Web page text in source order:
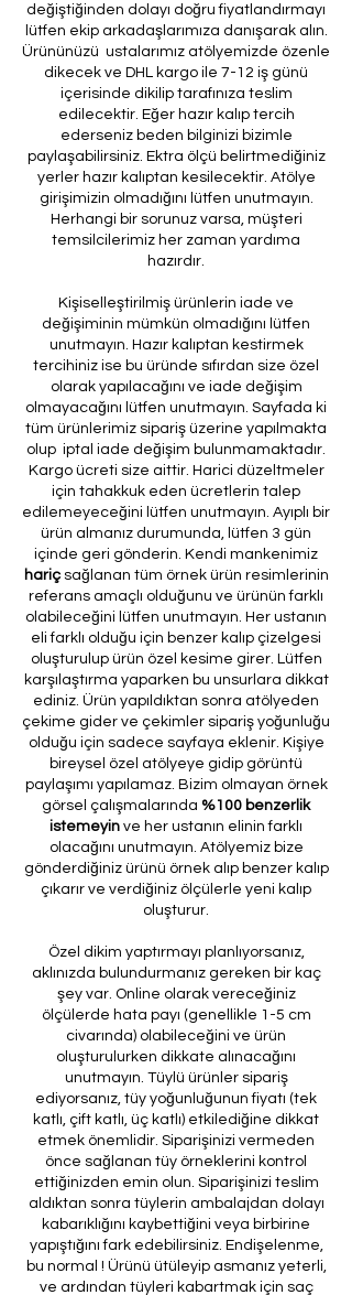
değiştiğinden dolayı doğru fiyatlandırmayı
lütfen ekip arkadaşlarımıza danışarak alın.
Ürününüzü ustalarımız atölyemizde özenle
dikecek ve DHL kargo ile 7-12 iş günü
içerisinde dikilip tarafınıza teslim
edilecektir. Eğer hazır kalıp tercih
ederseniz beden bilginizi bizimle
paylaşabilirsiniz. Ektra ölçü belirtmediğiniz
yerler hazır kalıptan kesilecektir. Atölye
girişimizin olmadığını lütfen unutmayın.
Herhangi bir sorunuz varsa, müşteri
temsilcilerimiz her zaman yardıma
hazırdır.
Kişiselleştirilmiş ürünlerin iade ve
değişiminin mümkün olmadığını lütfen
unutmayın. Hazır kalıptan kestirmek
tercihiniz ise bu üründe sıfırdan size özel
olarak yapılacağını ve iade değişim
olmayacağını lütfen unutmayın. Sayfada ki
tüm ürünlerimiz sipariş üzerine yapılmakta
olup iptal iade değişim bulunmamaktadır.
Kargo ücreti size aittir. Harici düzeltmeler
için tahakkuk eden ücretlerin talep
edilemeyeceğini lütfen unutmayın. Ayıplı bir
ürün almanız durumunda, lütfen 3 gün
içinde geri gönderin. Kendi mankenimiz
hariçsağlanan tüm örnek ürün resimlerinin
referans amaçlı olduğunu ve ürünün farklı
olabileceğini lütfen unutmayın. Her ustanın
eli farklı olduğu için benzer kalıp çizelgesi
oluşturulup ürün özel kesime girer. Lütfen
karşılaştırma yaparken bu unsurlara dikkat
ediniz. Ürün yapıldıktan sonra atölyeden
çekime gider ve çekimler sipariş yoğunluğu
olduğu için sadece sayfaya eklenir. Kişiye
bireysel özel atölyeye gidip görüntü
paylaşımı yapılamaz. Bizim olmayan örnek
görsel çalışmalarında %100 benzerlik
istemeyin ve her ustanın elinin farklı
olacağını unutmayın. Atölyemiz bize
gönderdiğiniz ürünü örnek alıp benzer kalıp
çıkarır ve verdiğiniz ölçülerle yeni kalıp
oluşturur.
Özel dikim yaptırmayı planlıyorsanız,
aklınızda bulundurmanız gereken bir kaç
şey var. Online olarak vereceğiniz
ölçülerde hata payı (genellikle 1-5 cm
civarında) olabileceğini ve ürün
oluşturulurken dikkate alınacağını
unutmayın. Tüylü ürünler sipariş
ediyorsanız, tüy yoğunluğunun fiyatı (tek
katlı, çift katlı, üç katlı) etkilediğine dikkat
etmek önemlidir. Siparişinizi vermeden
önce sağlanan tüy örneklerini kontrol
ettiğinizden emin olun. Siparişinizi teslim
aldıktan sonra tüylerin ambalajdan dolayı
kabarıklığını kaybettiğini veya birbirine
yapıştığını fark edebilirsiniz. Endişelenme,
bu normal ! Ürünü ütüleyip asmanız yeterli,
ve ardından tüyleri kabartmak için saç